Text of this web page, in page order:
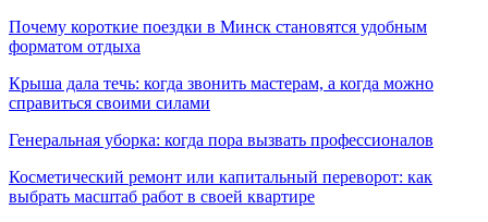
Почему короткие поездки в Минск становятся удобным
форматом отдыха
Крыша дала течь: когда звонить мастерам, а когда можно
справиться своими силами
Генеральная уборка: когда пора вызвать профессионалов
Косметический ремонт или капитальный переворот: как
выбрать масштаб работ в своей квартире